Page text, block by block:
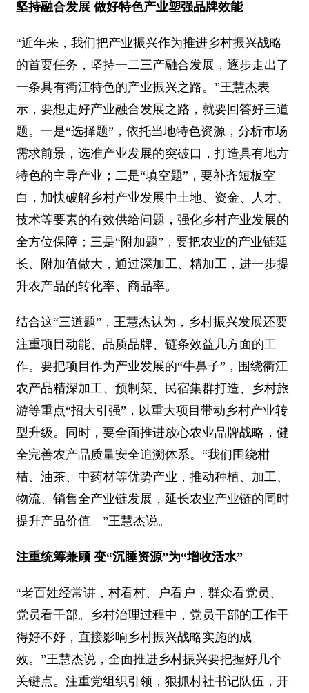
坚持融合发展 做好特色产业塑强品牌效能
“近年来，我们把产业振兴作为推进乡村振兴战略
的首要任务，坚持一二三产融合发展，逐步走出了
一条具有衢江特色的产业振兴之路。”王慧杰表
示，要想走好产业融合发展之路，就要回答好三道
题。一是“选择题”，依托当地特色资源，分析市场
需求前景，选准产业发展的突破口，打造具有地方
特色的主导产业；二是“填空题”，要补齐短板空
白，加快破解乡村产业发展中土地、资金、人才、
技术等要素的有效供给问题，强化乡村产业发展的
全方位保障；三是“附加题”，要把农业的产业链延
长、附加值做大，通过深加工、精加工，进一步提
升农产品的转化率、商品率。
结合这“三道题”，王慧杰认为，乡村振兴发展还要
注重项目动能、品质品牌、链条效益几方面的工
作。要把项目作为产业发展的“牛鼻子”，围绕衢江
农产品精深加工、预制菜、民宿集群打造、乡村旅
游等重点“招大引强”，以重大项目带动乡村产业转
型升级。同时，要全面推进放心农业品牌战略，健
全完善农产品质量安全追溯体系。“我们围绕柑
桔、油茶、中药材等优势产业，推动种植、加工、
物流、销售全产业链发展，延长农业产业链的同时
提升产品价值。”王慧杰说。
注重统筹兼顾 变“沉睡资源”为“增收活水”
“老百姓经常讲，村看村、户看户，群众看党员、
党员看干部。乡村治理过程中，党员干部的工作干
得好不好，直接影响乡村振兴战略实施的成
效。”王慧杰说，全面推进乡村振兴要把握好几个
关键点。注重党组织引领，狠抓村社书记队伍，开